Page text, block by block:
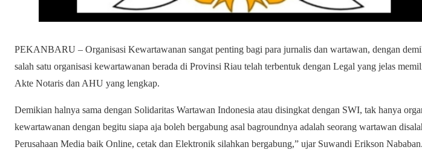
PEKANBARU – Organisasi Kewartawanan sangat penting bagi para jurnalis dan wartawan, dengan
salah satu organisasi kewartawanan berada di Provinsi Riau telah terbentuk dengan Legal yang jelas
Akte Notaris dan AHU yang lengkap.
Demikian halnya sama dengan Solidaritas Wartawan Indonesia atau disingkat dengan SWI, tak hanya
kewartawanan dengan begitu siapa aja boleh bergabung asal bagroundnya adalah seorang wartawan
Perusahaan Media baik Online, cetak dan Elektronik silahkan bergabung,” ujar Suwandi Erikson Nababan.